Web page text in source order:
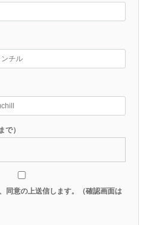
で）
同意の上送信します。（確認画面は